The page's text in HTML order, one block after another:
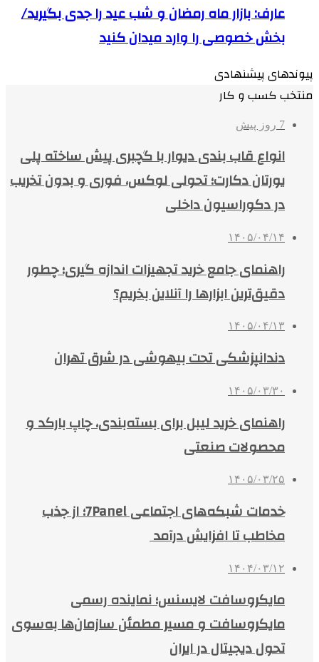
عارف: ‌بازار ماه رمضان و شب عید را جدی بگیرید/
بخش خصوصی را وارد میدان کنید
پیوندهای پیشنهادی
منتخب کسب و کار
7 روز پیش
انواع قاب بندی دیوار با گچبری پیش ساخته پلی
یورتان دکارت؛ تحولی لوکس، فوری و بدون تخریب
در دکوراسیون داخلی
۱۴۰۵/۰۴/۱۴
راهنمای جامع خرید تجهیزات اندازه گیری؛ چطور
دقیق‌ترین ابزارها را آنلاین بخریم؟
۱۴۰۵/۰۴/۱۳
دندانپزشکی تحت بیهوشی در شرق تهران
۱۴۰۵/۰۳/۳۰
راهنمای خرید لیبل برای بسته‌بندی، چاپ بارکد و
محصولات صنعتی
۱۴۰۵/۰۳/۲۵
خدمات شبکه‌های اجتماعی 7Panel؛ از جذب
مخاطب تا افزایش درآمد
۱۴۰۴/۰۳/۱۲
مایکروسافت لایسنس؛ نماینده رسمی
مایکروسافت و مسیر مطمئن سازمان‌ها به‌سوی
تحول دیجیتال در ایران